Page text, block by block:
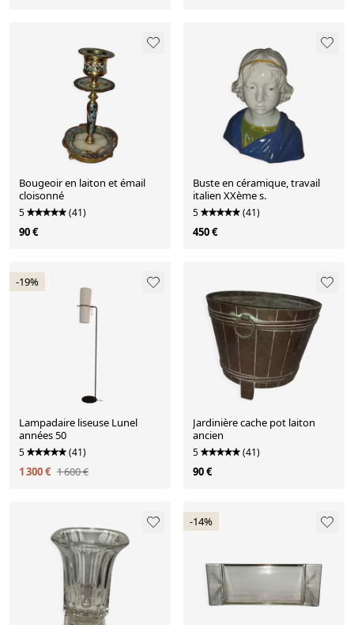
Bougeoir en laiton et émail
cloisonné
5 (41)
90 €
Buste en céramique, travail
italien XXème s.
5 (41)
450 €
-19%
Lampadaire liseuse Lunel
années 50
5 (41)
1 300 € 1 600 €
Jardinière cache pot laiton
ancien
5 (41)
90 €
-14%